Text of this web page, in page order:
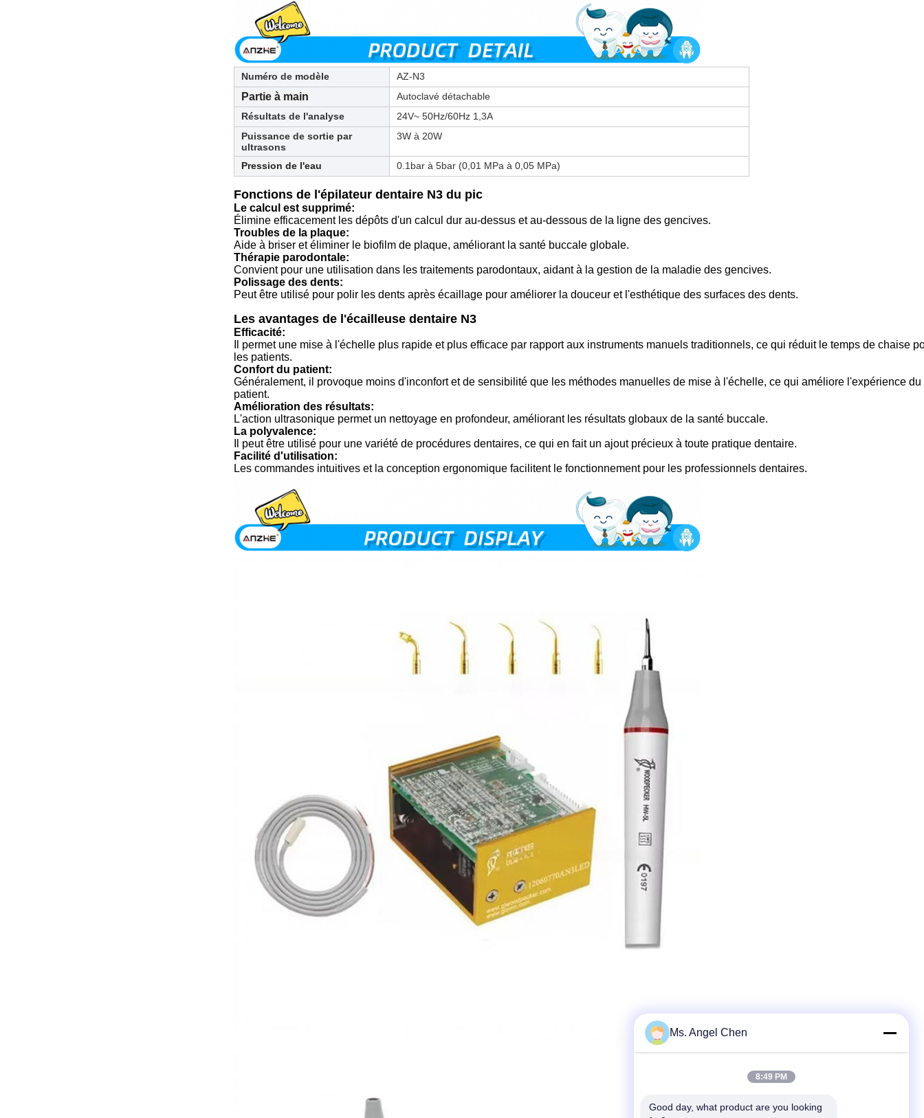
Numéro de modèle AZ-N3
Partie à main
Autoclavé détachable
Résultats de l'analyse
24V~ 50Hz/60Hz 1,3A
Puissance de sortie par
ultrasons
3W à 20W
Pression de l'eau 0.1bar à 5bar (0,01 MPa à 0,05 MPa)
Fonctions de l'épilateur dentaire N3 du pic
Le calcul est supprimé:
Élimine efficacement les dépôts d'un calcul dur au-dessus et au-dessous de la ligne des gencives.
Troubles de la plaque:
Aide à briser et éliminer le biofilm de plaque, améliorant la santé buccale globale.
Thérapie parodontale:
Convient pour une utilisation dans les traitements parodontaux, aidant à la gestion de la maladie des gencives.
Polissage des dents:
Peut être utilisé pour polir les dents après écaillage pour améliorer la douceur et l'esthétique des surfaces des dents.
Les avantages de l'écailleuse dentaire N3
Efficacité:
Il permet une mise à l'échelle plus rapide et plus efficace par rapport aux instruments manuels traditionnels, ce qui réduit le temps de chaise
les patients.
Confort du patient:
Généralement, il provoque moins d'inconfort et de sensibilité que les méthodes manuelles de mise à l'échelle, ce qui améliore l'expérience du
patient.
Amélioration des résultats:
L'action ultrasonique permet un nettoyage en profondeur, améliorant les résultats globaux de la santé buccale.
La polyvalence:
Il peut être utilisé pour une variété de procédures dentaires, ce qui en fait un ajout précieux à toute pratique dentaire.
Facilité d'utilisation:
Les commandes intuitives et la conception ergonomique facilitent le fonctionnement pour les professionnels dentaires.
Ms. Angel Chen
8:49 PM
Good day, what product are you looking